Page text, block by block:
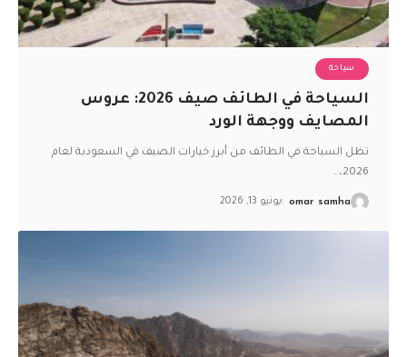
سياحة
السياحة في الطائف صيف 2026: عروس
المصايف ووجهة الورد
تظل السياحة في الطائف من أبرز خيارات الصيف في السعودية لعام
2026، …
omar samha يونيو 13, 2026